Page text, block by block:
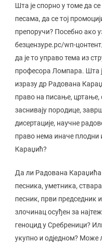
Шта је спорно у томе да
песама, да се тој
препоручи? Посебно ако
безцензуре.рс/wп-
да је то управо тема из
професора Ломпара. Шта
изразу др Радована
право на писање,
заснивају породице,
дисертације, научне
право нема иначе плодни
Караџић?
Да ли Радована
песника, уметника,
песник, први председник
злочинац осуђен за
геноцид у Сребреници?
укупно и одједном? Може